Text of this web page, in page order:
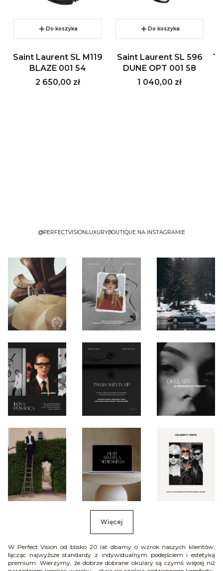
Do koszyka
Saint Laurent SL M119
BLAZE 001 54
Cena
2 650,00 zł
Do koszyka
Saint Laurent SL 596
DUNE OPT 001 58
Cena
1 040,00 zł
@PERFECTVISIONLUXURYBOUTIQUE NA INSTAGRAMIE
Więcej
W Perfect Vision od blisko 20 lat dbamy o wzrok naszych klientów,
łącząc najwyższe standardy z indywidualnym podejściem i estetyką
premium. Wierzymy, że dobrze dobrane okulary są czymś więcej niż